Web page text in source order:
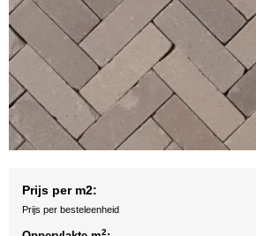
Prijs per m2:
Prijs per besteleenheid
2